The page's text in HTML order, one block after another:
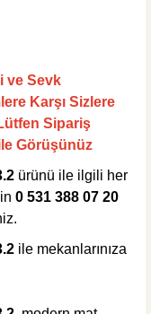
ve Sevk
Karşı Sizlere
Sipariş
Görüşünüz
ürünü ile ilgili her
0 531 388 07 20
ile mekanlarınıza